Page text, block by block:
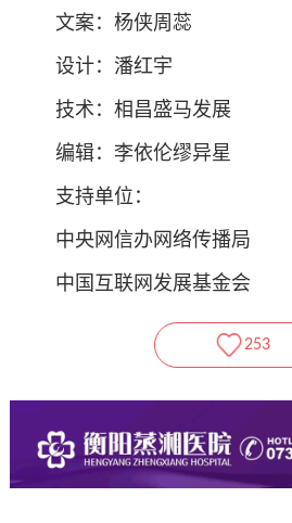
文案：杨侠周蕊
设计：潘红宇
技术：相昌盛马发展
编辑：李依伦缪异星
支持单位：
中央网信办网络传播局
中国互联网发展基金会
253